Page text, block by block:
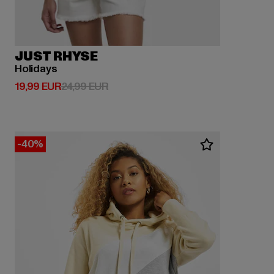
JUST RHYSE
Holidays
19,99 EUR
Prix courant: 19,99 EUR
24,99 EURPrix en promotion: 24,99 EUR
-40%